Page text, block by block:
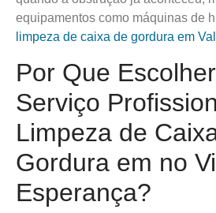
equipamentos como máquinas de
limpeza de caixa de gordura em
Por Que
Serviço
Limpeza de
Gordura em no
Esperança?